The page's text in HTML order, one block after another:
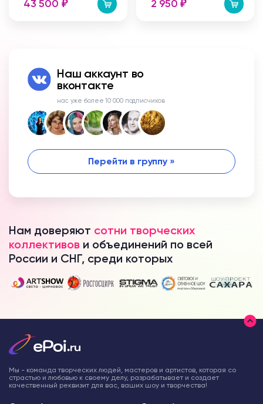
43 500 ₽ 2 950₽
Наш аккаунт во
вконтакте
нас уже более 10 000 подписчиков
Перейти в группу »
Нам доверяют сотни творческих
коллективов и объединений по всей
России и СНГ, среди которых
Мы - команда творческих людей, мастеров и артистов, которая со
страстью и любовью к своему делу, разрабатывает и создает
качественный реквизит для вас, ваших шоу и творчества!